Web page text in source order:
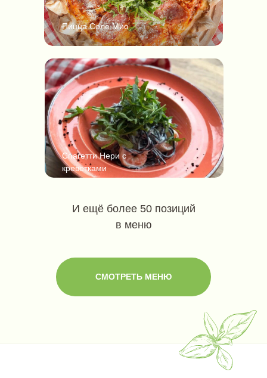
И ещё более 50 позиций
в меню
Пицца Соле Мио
Спагетти Нери с
креветками
СМОТРЕТЬ МЕНЮ